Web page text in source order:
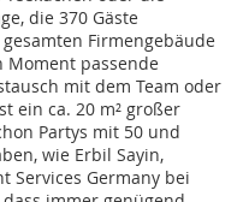
die 370 Gäste
Firmengebäude
passende
mit dem Team oder
ein ca. 20 m² großer
Partys mit 50 und
wie Erbil Sayin,
Services Germany bei